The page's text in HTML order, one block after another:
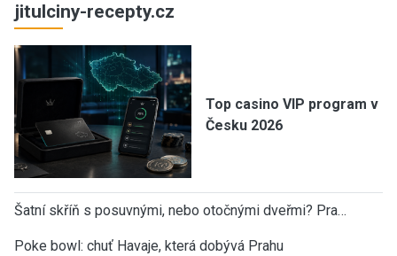
jitulciny-recepty.cz
Top casino VIP program v
Česku 2026
Šatní skříň s posuvnými, nebo otočnými dveřmi? Pra…
Poke bowl: chuť Havaje, která dobývá Prahu